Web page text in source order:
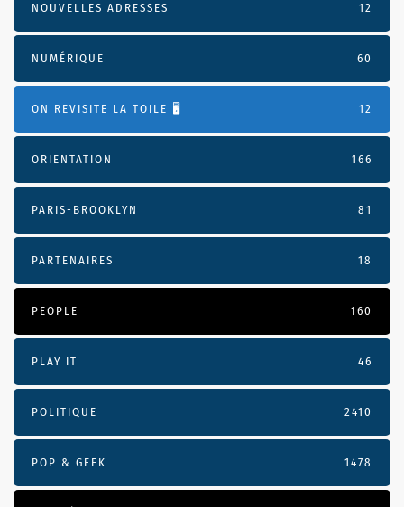
NOUVELLES ADRESSES 12
NUMÉRIQUE 60
ON REVISITE LA TOILE 🖥️ 12
ORIENTATION 166
PARIS-BROOKLYN 81
PARTENAIRES 18
PEOPLE 160
PLAY IT 46
POLITIQUE 2410
POP & GEEK 1478